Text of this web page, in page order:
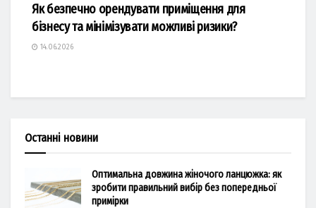
Як безпечно орендувати приміщення для
бізнесу та мінімізувати можливі ризики?
14.06.2026
Останні новини
Оптимальна довжина жіночого ланцюжка: як
зробити правильний вибір без попередньої
примірки